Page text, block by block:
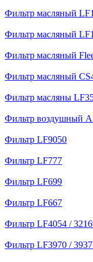
Фильтр масляный
Фильтр масляный
Фильтр масляный
Фильтр масляный
Фильтр масляны
Фильтр воздушный
Фильтр LF9050
Фильтр LF777
Фильтр LF699
Фильтр LF667
Фильтр LF4054 /
Фильтр LF3970 /